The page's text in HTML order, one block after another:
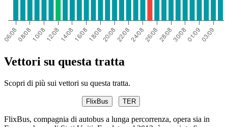
Vettori su questa tratta
Scopri di più sui vettori su questa tratta.
FlixBus TER
FlixBus, compagnia di autobus a lunga percorrenza, opera sia in